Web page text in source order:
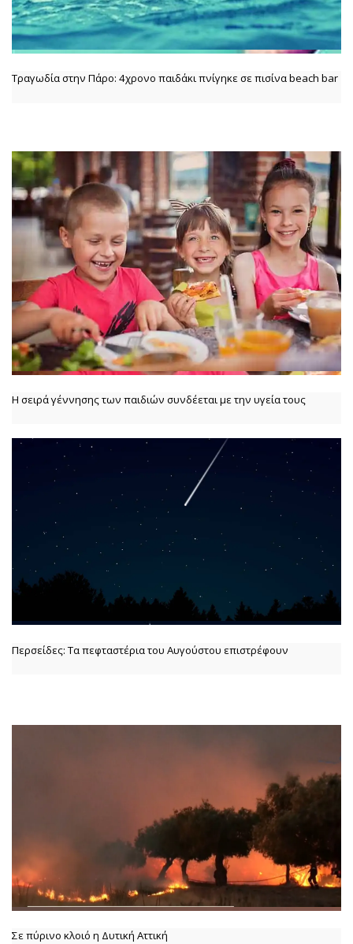
Τραγωδία στην Πάρο: 4χρονο παιδάκι πνίγηκε σε πισίνα beach bar
Η σειρά γέννησης των παιδιών συνδέεται με την υγεία τους
Περσείδες: Τα πεφταστέρια του Αυγούστου επιστρέφουν
Σε πύρινο κλοιό η Δυτική Αττική